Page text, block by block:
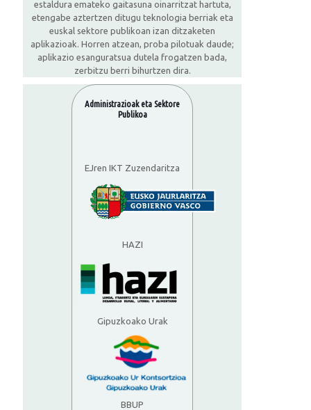
estaldura emateko gaitasuna oinarritzat hartuta,
etengabe aztertzen ditugu teknologia berriak eta
euskal sektore publikoan izan ditzaketen
aplikazioak. Horren atzean, proba pilotuak daude;
aplikazio esanguratsua dutela frogatzen bada,
zerbitzu berri bihurtzen dira.
Administrazioak eta Sektore
Publikoa
EJren IKT Zuzendaritza
HAZI
Gipuzkoako Urak
BBUP